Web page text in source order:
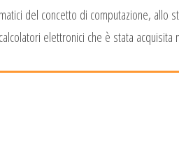
del concetto di computazione,
elettronici che è stata